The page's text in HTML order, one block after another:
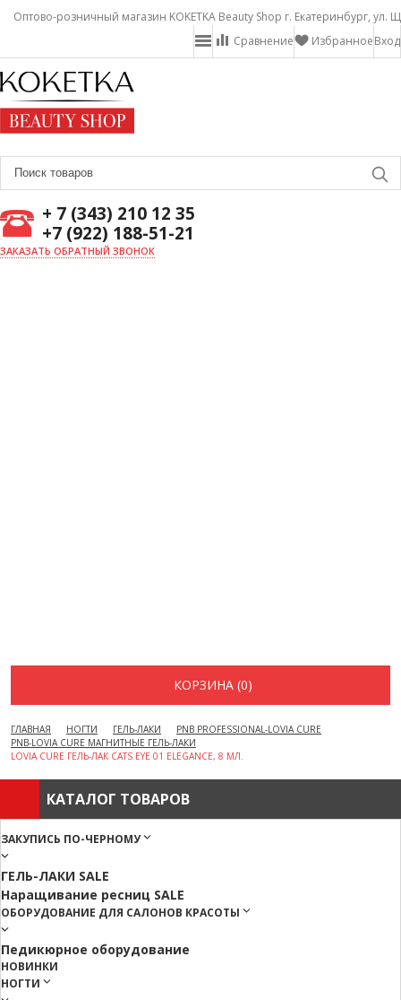
Оптово-розничный магазин KOKETKA Beauty Shop г. Екатеринбург, ул.
Вход
Избранное
Сравнение
+ 7 (343) 210 12 35
+7 (922) 188-51-21
ЗАКАЗАТЬ ОБРАТНЫЙ ЗВОНОК
КОРЗИНА (0)
ГЛАВНАЯ НОГТИ ГЕЛЬ-ЛАКИ
PNB PROFESSIONAL-LOVIA CURE
PNB-LOVIA CURE МАГНИТНЫЕ ГЕЛЬ-ЛАКИ
LOVIA CURE ГЕЛЬ-ЛАК CATS EYE 01 ELEGANCE, 8 МЛ.
КАТАЛОГ ТОВАРОВ
ЗАКУПИСЬ ПО-ЧЕРНОМУ
ГЕЛЬ-ЛАКИ SALE
Наращивание ресниц SALE
ОБОРУДОВАНИЕ ДЛЯ САЛОНОВ КРАСОТЫ
Педикюрное оборудование
НОВИНКИ
НОГТИ